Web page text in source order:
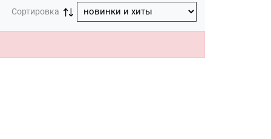
Сортировка